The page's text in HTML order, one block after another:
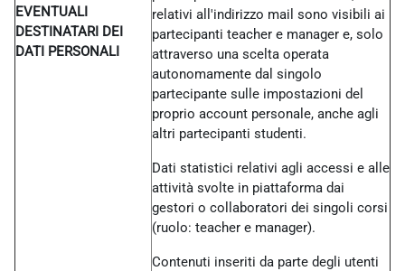
EVENTUALI
DESTINATARI DEI
DATI PERSONALI
relativi all'indirizzo mail sono visibili ai
partecipanti teacher e manager e, solo
attraverso una scelta operata
autonomamente dal singolo
partecipante sulle impostazioni del
proprio account personale, anche agli
altri partecipanti studenti.
Dati statistici relativi agli accessi e alle
attività svolte in piattaforma dai
gestori o collaboratori dei singoli corsi
(ruolo: teacher e manager).
Contenuti inseriti da parte degli utenti